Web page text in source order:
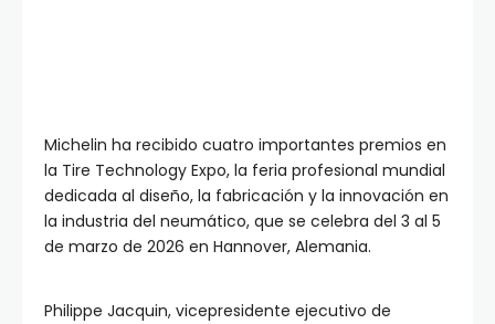
Michelin ha recibido cuatro importantes premios en
la Tire Technology Expo, la feria profesional mundial
dedicada al diseño, la fabricación y la innovación en
la industria del neumático, que se celebra del 3 al 5
de marzo de 2026 en Hannover, Alemania.
Philippe Jacquin, vicepresidente ejecutivo de